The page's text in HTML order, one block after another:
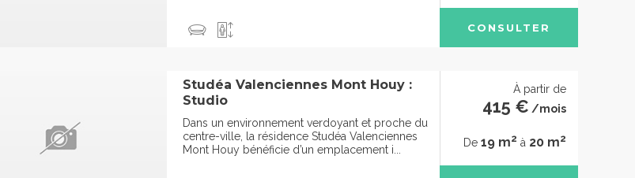
CONSULTER
Studéa Valenciennes Mont Houy :
Studio
Dans un environnement verdoyant et proche du
centre-ville, la résidence Studéa Valenciennes
Mont Houy bénéficie d’un emplacement i...
À partir de
415 € /mois
De 19 m2 à 20 m2